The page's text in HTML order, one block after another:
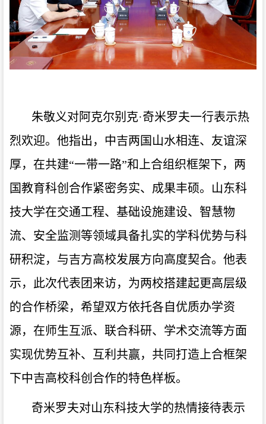
朱敬义对阿克尔别克·奇米罗夫一行表示热
烈欢迎。他指出，中吉两国山水相连、友谊深
厚，在共建“一带一路”和上合组织框架下，两
国教育科创合作紧密务实、成果丰硕。山东科
技大学在交通工程、基础设施建设、智慧物
流、安全监测等领域具备扎实的学科优势与科
研积淀，与吉方高校发展方向高度契合。他表
示，此次代表团来访，为两校搭建起更高层级
的合作桥梁，希望双方依托各自优质办学资
源，在师生互派、联合科研、学术交流等方面
实现优势互补、互利共赢，共同打造上合框架
下中吉高校科创合作的特色样板。
奇米罗夫对山东科技大学的热情接待表示